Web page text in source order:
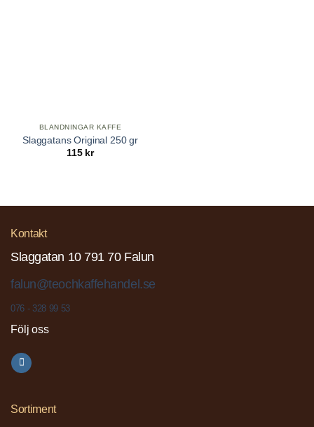
BLANDNINGAR KAFFE
Slaggatans Original 250 gr
115 kr
Kontakt
Slaggatan 10 791 70 Falun
falun@teochkaffehandel.se
076 - 328 99 53
Följ oss
Sortiment